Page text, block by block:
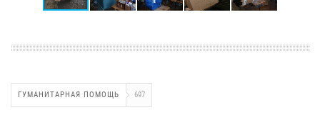
ГУМАНИТАРНАЯ ПОМОЩЬ 697